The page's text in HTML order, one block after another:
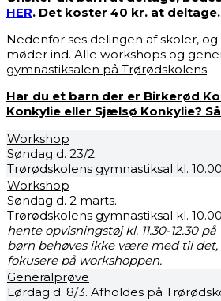
HER. Det koster 40 kr. at deltage.
Nedenfor ses delingen af skoler,
møder ind. Alle workshops og
gymnastiksalen på Trørødskolens.
Har du et barn der er Birkerød
Konkylie eller Sjælsø Konkylie?
Workshop
Søndag d. 23/2.
Trørødskolens gymnastiksal kl.
Workshop
Søndag d. 2 marts.
Trørødskolens gymnastiksal kl.
hente opvisningstøj kl. 11.30-12.30
børn behøves ikke være med til det,
fokusere på workshoppen.
Generalprøve
Lørdag d. 8/3. Afholdes på